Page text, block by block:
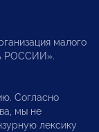
малого
РОССИИ».
Согласно
мы не
лексику